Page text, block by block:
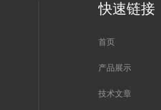
快速链接
首页
产品展示
技术文章